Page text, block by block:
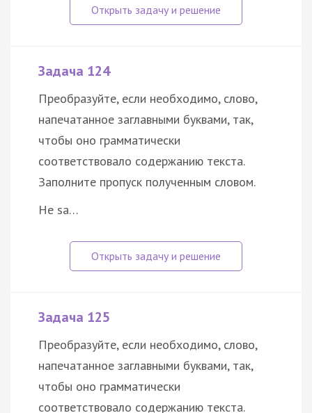
Задача 124
Преобразуйте, если необходимо, слово,
напечатанное заглавными буквами, так,
чтобы оно грамматически
соответствовало содержанию текста.
Заполните пропуск полученным словом.
He sa…
Задача 125
Преобразуйте, если необходимо, слово,
напечатанное заглавными буквами, так,
чтобы оно грамматически
соответствовало содержанию текста.